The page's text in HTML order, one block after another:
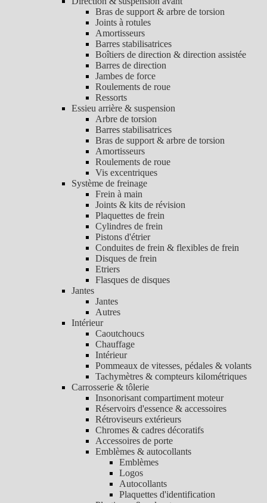
Bras de support & arbre de torsion
Joints à rotules
Amortisseurs
Barres stabilisatrices
Boîtiers de direction & direction assistée
Barres de direction
Jambes de force
Roulements de roue
Ressorts
Essieu arrière & suspension
Arbre de torsion
Barres stabilisatrices
Bras de support & arbre de torsion
Amortisseurs
Roulements de roue
Vis excentriques
Système de freinage
Frein à main
Joints & kits de révision
Plaquettes de frein
Cylindres de frein
Pistons d'étrier
Conduites de frein & flexibles de frein
Disques de frein
Etriers
Flasques de disques
Jantes
Jantes
Autres
Intérieur
Caoutchoucs
Chauffage
Intérieur
Pommeaux de vitesses, pédales & volants
Tachymètres & compteurs kilométriques
Carrosserie & tôlerie
Insonorisant compartiment moteur
Réservoirs d'essence & accessoires
Rétroviseurs extérieurs
Chromes & cadres décoratifs
Accessoires de porte
Emblèmes & autocollants
Emblèmes
Logos
Autocollants
Plaquettes d'identification